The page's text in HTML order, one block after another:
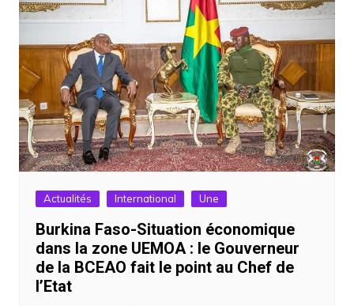
Actualités International Une
Burkina Faso-Situation économique
dans la zone UEMOA : le Gouverneur
de la BCEAO fait le point au Chef de
l’Etat